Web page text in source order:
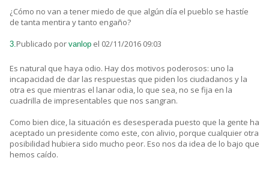
¿Cómo no van a tener miedo de que algún día el pueblo se hastíe
de tanta mentira y tanto engaño?
3.Publicado por vanlop el 02/11/2016 09:03
Es natural que haya odio. Hay dos motivos poderosos: uno la
incapacidad de dar las respuestas que piden los ciudadanos y la
otra es que mientras el lanar odia, lo que sea, no se fija en la
cuadrilla de impresentables que nos sangran.
Como bien dice, la situación es desesperada puesto que la gente ha
aceptado un presidente como este, con alivio, porque cualquier otra
posibilidad hubiera sido mucho peor. Eso nos da idea de lo bajo que
hemos caído.